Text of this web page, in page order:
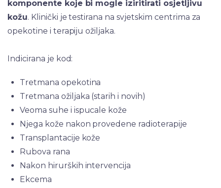
komponente koje bi mogle iziritirati osjetljivu
kožu. Klinički je testirana na svjetskim centrima za
opekotine i terapiju ožiljaka.
Indicirana je kod:
Tretmana opekotina
Tretmana ožiljaka (starih i novih)
Veoma suhe i ispucale kože
Njega kože nakon provedene radioterapije
Transplantacije kože
Rubova rana
Nakon hirurških intervencija
Ekcema